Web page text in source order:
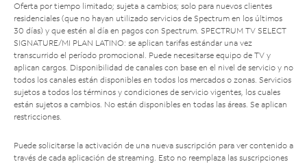
Oferta por tiempo limitado; sujeta a cambios; solo para nuevos clientes
residenciales (que no hayan utilizado servicios de Spectrum en los últimos
30 días) y que estén al día en pagos con Spectrum. SPECTRUM TV SELECT
SIGNATURE/MI PLAN LATINO: se aplican tarifas estándar una vez
transcurrido el período promocional. Puede necesitarse equipo de TV y
aplican cargos. Disponibilidad de canales con base en el nivel de servicio y no
todos los canales están disponibles en todos los mercados o zonas. Servicios
sujetos a todos los términos y condiciones de servicio vigentes, los cuales
están sujetos a cambios. No están disponibles en todas las áreas. Se aplican
restricciones.
Puede solicitarse la activación de una nueva suscripción para ver contenido a
través de cada aplicación de streaming. Esto no reemplaza las suscripciones